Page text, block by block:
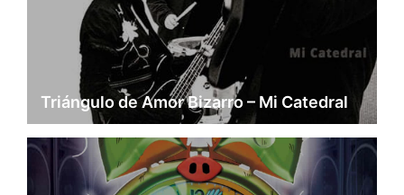
Triángulo de Amor Bizarro – Mi Catedral